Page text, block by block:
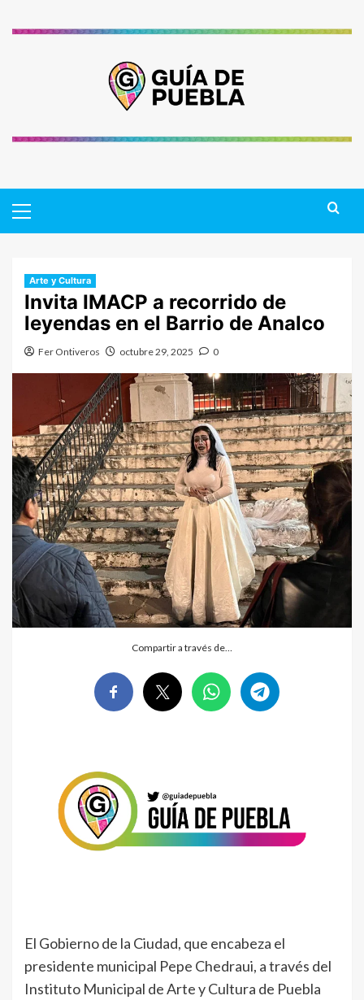
Menu
Arte y Cultura
Invita IMACP a recorrido de
leyendas en el Barrio de Analco
Fer Ontiveros octubre 29, 2025 0
Compartir a través de…
El Gobierno de la Ciudad, que encabeza el
presidente municipal Pepe Chedraui, a través del
Instituto Municipal de Arte y Cultura de Puebla